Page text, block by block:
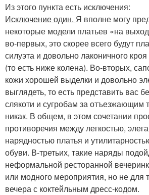
Из этого пункта есть исключения:
Исключение один. Я вполне могу
некоторые модели платьев «на
во-первых, это скорее всего будут
силуэта и довольно лаконичного
(то есть ниже колена). Во-вторых,
кожи хорошей выделки и довольно
выглядеть, то есть представить вас
слякоти и сугробам за отъезжающим
никак. В общем, в этом сочетании
противоречия между легкостью,
нарядностью платья и
обуви. В-третьих, такие наряды
неформальной ресторанной
или модного мероприятия, но не для
вечера с коктейльным дресс-кодом.